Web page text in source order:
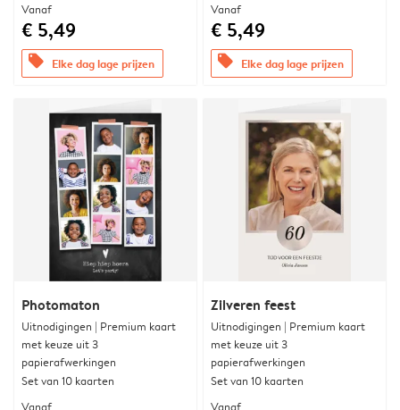
Vanaf
€ 5,49
offers Elke dag lage prijzen
Vanaf
€ 5,49
offers Elke dag lage prijzen
Photomaton
Uitnodigingen | Premium kaart
met keuze uit 3
papierafwerkingen
Set van 10 kaarten
Vanaf
Zilveren feest
Uitnodigingen | Premium kaart
met keuze uit 3
papierafwerkingen
Set van 10 kaarten
Vanaf